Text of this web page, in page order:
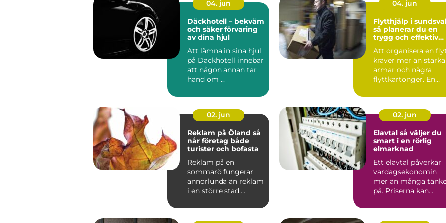
04. jun
Däckhotell – bekväm
och säker förvaring
av dina hjul
Att lämna in sina hjul
på Däckhotell innebär
att någon annan tar
hand om ...
04. jun
Flytthjälp i
så planerar du en
trygg och effektiv
Att organisera en
kräver mer än starka
armar och några
flyttkartonger. En
spar...
02. jun
Reklam på Öland så
når företag både
turister och bofasta
Reklam på en
sommarö fungerar
annorlunda än reklam
i en större stad.
årstiderna, ...
02. jun
Elavtal så väljer du
smart i en rörlig
elmarknad
Ett elavtal påverkar
vardagsekonomin
mer än många
på. Priserna kan
vintrarna b...